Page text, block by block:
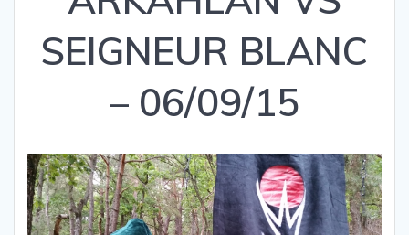
SEIGNEUR BLANC
– 06/09/15